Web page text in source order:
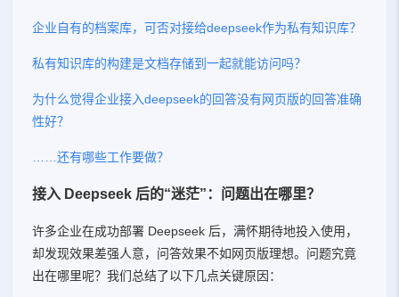
企业自有的档案库，可否对接给deepseek作为私有知识库？
私有知识库的构建是文档存储到一起就能访问吗？
为什么觉得企业接入deepseek的回答没有网页版的回答准确
性好？
……还有哪些工作要做？
接入 Deepseek 后的“迷茫”：问题出在哪里？
许多企业在成功部署 Deepseek 后，满怀期待地投入使用，
却发现效果差强人意，问答效果不如网页版理想。问题究竟
出在哪里呢？我们总结了以下几点关键原因：